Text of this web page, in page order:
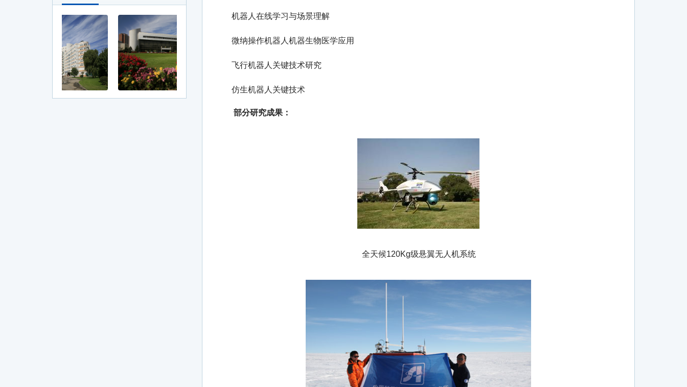
机器人在线学习与场景理解
微纳操作机器人机器生物医学应用
飞行机器人关键技术研究
仿生机器人关键技术
部分研究成果：
全天候120Kg级悬翼无人机系统